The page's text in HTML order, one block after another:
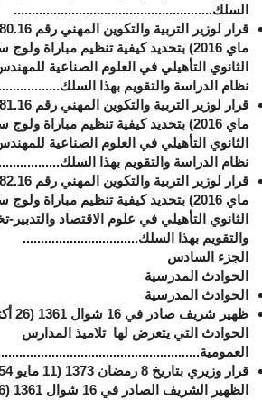
السلك.......................................................
ماي 2016) بتحديد كيفية تنظيم مباراة
الثانوي التأهيلي في العلوم الصناعية
نظام الدراسة والتقويم بهذا
ماي 2016) بتحديد كيفية تنظيم مباراة
الثانوي التأهيلي في العلوم الصناعية
نظام الدراسة والتقويم بهذا
ماي 2016) بتحديد كيفية تنظيم مباراة
الثانوي التأهيلي في علوم الاقتصاد
والتقويم بهذا السلك................................
الجزء السادس
الحوادث المدرسية
الحوادث المدرسية
الحوادث التي يتعرض لها تلاميذ المدارس